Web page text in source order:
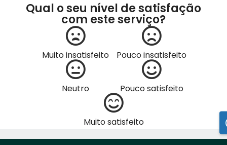
Qual o seu nível de satisfação
com este serviço?
Muito insatisfeito Pouco insatisfeito
Neutro Pouco satisfeito
Muito satisfeito